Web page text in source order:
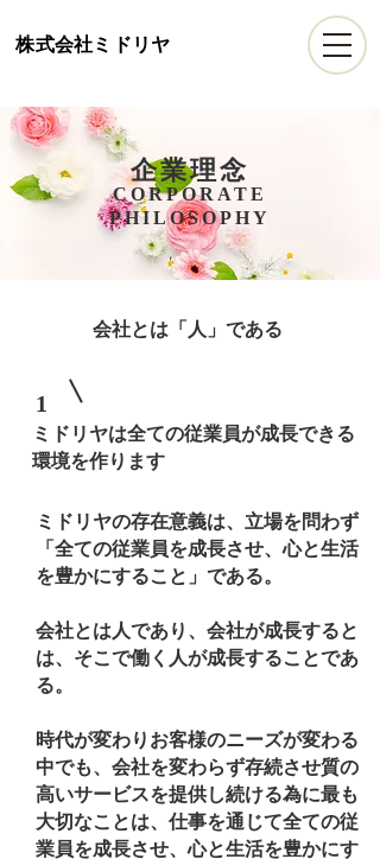
​株式会社ミドリヤ
​企業理念
CORPORATE
PHILOSOPHY
会社とは「人」である
1
​ミドリヤは全ての従業員が成長できる
環境を作ります
ミドリヤの存在意義は、立場を問わず
「全ての従業員を成長させ、心と生活
を豊かにすること」である。
会社とは人であり、会社が成長すると
は、そこで働く人が成長することであ
る。
時代が変わりお客様のニーズが変わる
中でも、会社を変わらず存続させ質の
高いサービスを提供し続ける為に最も
大切なことは、仕事を通じて全ての従
業員を成長させ、心と生活を豊かにす